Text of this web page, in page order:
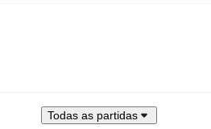
Todas as partidas